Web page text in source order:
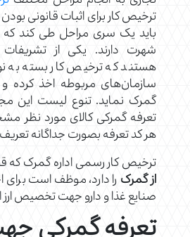
ترخیص کار برای اثبات قانونی
باید یک سری مراحل طی کند که
شهرت دارند. یکی از
هستند که ترخیص کار بسته به
سازمان‌های مربوطه اخذ کرده
گمرک نماید. تنوع لیست این
تعرفه گمرکی کالای مورد نظر
هر کد تعرفه بصورت جداگانه
ترخیص کار رسمی اداره گمرک
از گمرک را دارد، موظف است برای
صنایع غذا و دارو جهت تخصیص ارز